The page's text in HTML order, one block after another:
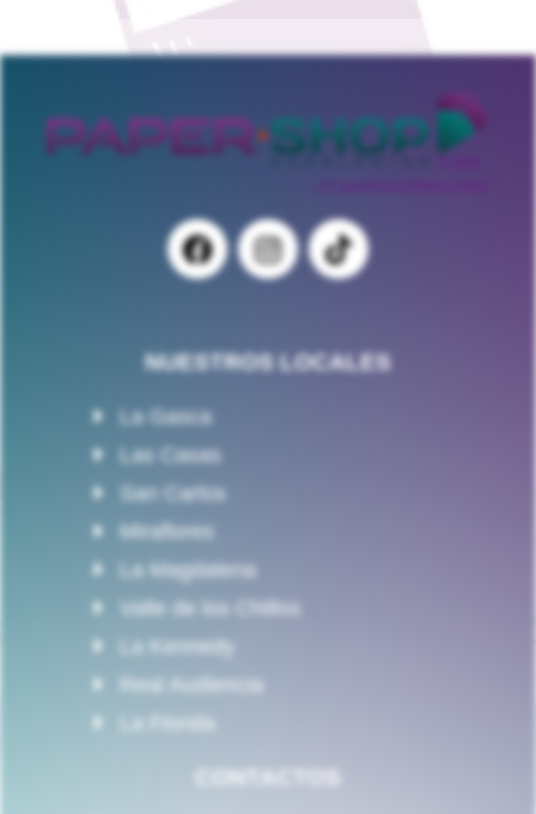
NUESTROS LOCALES
La Gasca
Las Casas
San Carlos
Miraflores
La Magdalena
Valle de los Chillos
La Kennedy
Real Audiencia
La Florida
CONTACTOS